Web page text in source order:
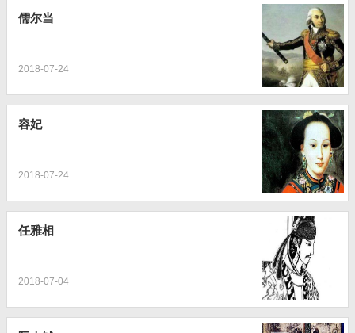
儒尔当
2018-07-24
容妃
2018-07-24
任雅相
2018-07-04